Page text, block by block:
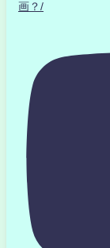
画？/